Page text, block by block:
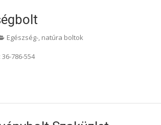
Egészség-, natúra boltok
36-786-554